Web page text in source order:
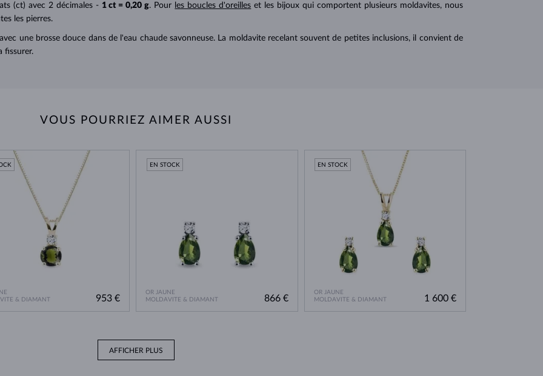
(ct) avec 2 décimales - 1 ct = 0,20 g. Pour les boucles d'oreilles et les bijoux qui comportent plusieurs moldavites, nous
les pierres.
une brosse douce dans de l'eau chaude savonneuse. La moldavite recelant souvent de petites inclusions, il convient de
fissurer.
VOUS POURRIEZ AIMER AUSSI
& DIAMANT
953 €
OR JAUNE
MOLDAVITE & DIAMANT
EN STOCK
866 €
OR JAUNE
MOLDAVITE & DIAMANT
EN STOCK
1 600 €
AFFICHER PLUS